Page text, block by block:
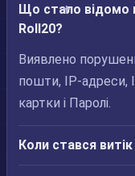
Що стало відомо
Roll20?
Виявлено
пошти, IP-адреси,
картки і Паролі.
Коли стався